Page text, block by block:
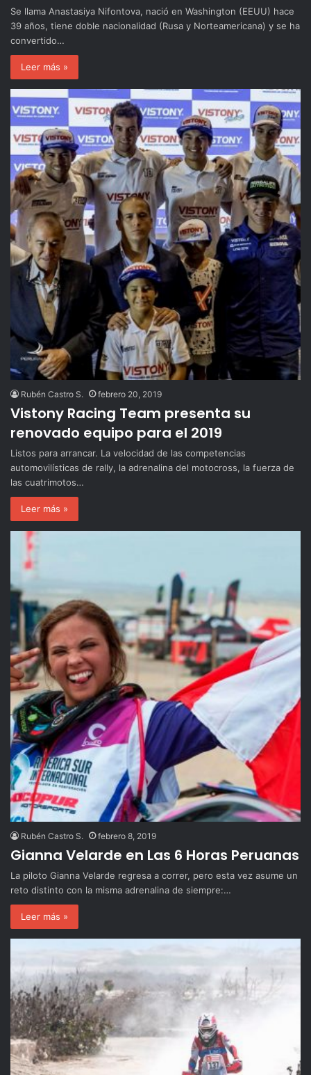
Se llama Anastasiya Nifontova, nació en Washington (EEUU) hace
39 años, tiene doble nacionalidad (Rusa y Norteamericana) y se ha
convertido…
Leer más »
Rubén Castro S. febrero 20, 2019
Vistony Racing Team presenta su
renovado equipo para el 2019
Listos para arrancar. La velocidad de las competencias
automovilísticas de rally, la adrenalina del motocross, la fuerza de
las cuatrimotos…
Leer más »
Rubén Castro S. febrero 8, 2019
Gianna Velarde en Las 6 Horas Peruanas
La piloto Gianna Velarde regresa a correr, pero esta vez asume un
reto distinto con la misma adrenalina de siempre:…
Leer más »